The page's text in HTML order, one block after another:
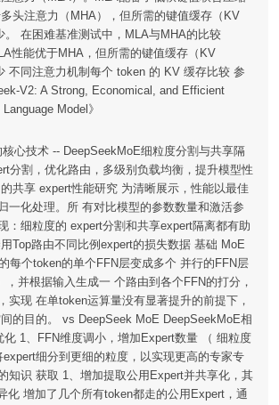
头注意力（MHA），但所需的键值缓存（KV
。 在困难基准测试中，MLA与MHA的比较
性能优于MHA，但所需的键值缓存（KV
不同注意力机制每个 token 的 KV 缓存比较 参
V2: A Strong, Economical, and Efficient
Model》
心技术 -- DeepSeekMoE细粒度分割与共享隔
割，优化路由，多级别负载均衡，提升模型性
共享 expert性能研究 为清晰展示，性能以最佳
一化处理。所 有对比模型的参数数量和激活参
：细粒度的 expert分割和共享expert隔离都有助
Top路由不同比例expert的损失数据 基础 MoE
每个token的单个FFN层变成多个 并行的FFN层
，并根据输入生成一 个路由到各个FFN的打分，
实现 在单token运算量没有显著提升的前提下，
的目的。 vs DeepSeek MoE DeepSeekMoE相
化 1、FFN维度调小，增加Expert数量 （ 细粒度
细分到更细的粒度，以实现更高的专家专
知识 获取 1、增加提取公用Expert并共享化，其
化 增加了几个所有token都走的公用Expert，通